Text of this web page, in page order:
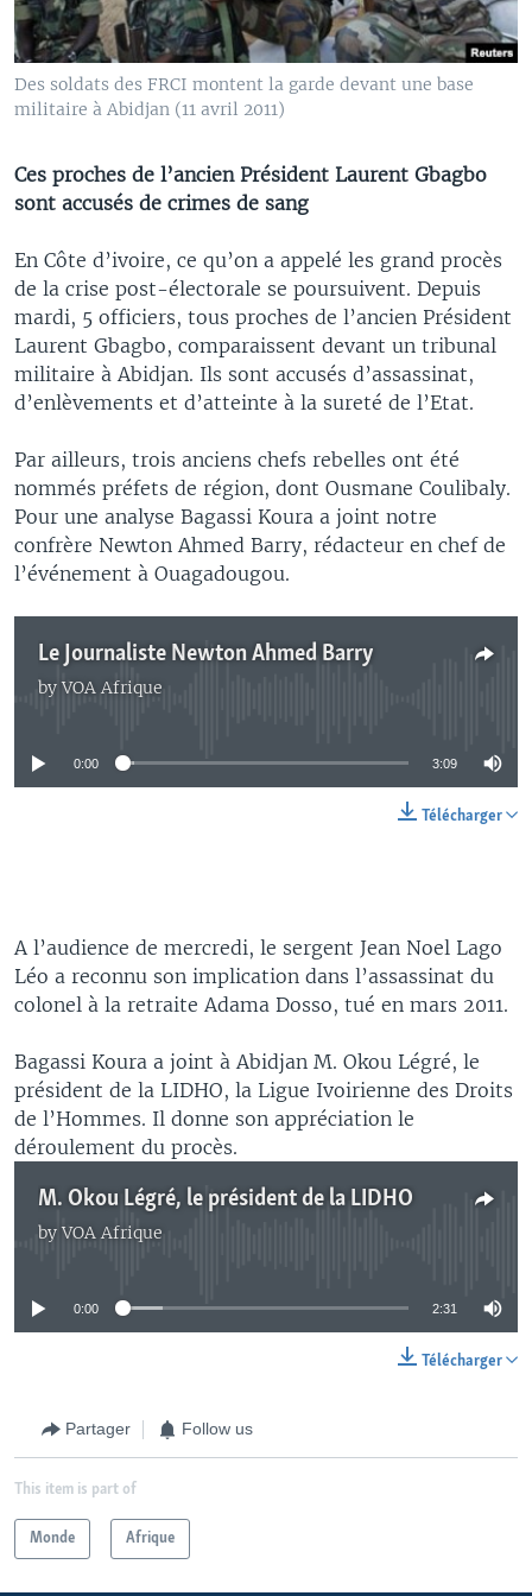
Des soldats des FRCI montent la garde devant une base
militaire à Abidjan (11 avril 2011)
Ces proches de l’ancien Président Laurent Gbagbo
sont accusés de crimes de sang
En Côte d’ivoire, ce qu’on a appelé les grand procès
de la crise post-électorale se poursuivent. Depuis
mardi, 5 officiers, tous proches de l’ancien Président
Laurent Gbagbo, comparaissent devant un tribunal
militaire à Abidjan. Ils sont accusés d’assassinat,
d’enlèvements et d’atteinte à la sureté de l’Etat.
Par ailleurs, trois anciens chefs rebelles ont été
nommés préfets de région, dont Ousmane Coulibaly.
Pour une analyse Bagassi Koura a joint notre
confrère Newton Ahmed Barry, rédacteur en chef de
l’événement à Ouagadougou.
Le Journaliste Newton Ahmed Barry
byVOA Afrique
No media source currently available
0:00 3:09
Télécharger
A l’audience de mercredi, le sergent Jean Noel Lago
Léo a reconnu son implication dans l’assassinat du
colonel à la retraite Adama Dosso, tué en mars 2011.
Bagassi Koura a joint à Abidjan M. Okou Légré, le
président de la LIDHO, la Ligue Ivoirienne des Droits
de l’Hommes. Il donne son appréciation le
déroulement du procès.
M. Okou Légré, le président de la LIDHO
byVOA Afrique
No media source currently available
0:00 2:31
Télécharger
Partager Follow us
This item is part of
Monde Afrique